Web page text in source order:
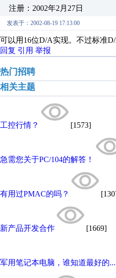
注册：2002年2月27日
发表于：2002-08-19 17:13:00
可以用16位D/A实现。不过标准
回复 引用 举报
热门招聘
相关主题
工控行情？ [1573]
急需您关于PC/104的解答！
有用过PMAC的吗？
新产品开发合作 [1669]
军用笔记本电脑，谁知道最好的...